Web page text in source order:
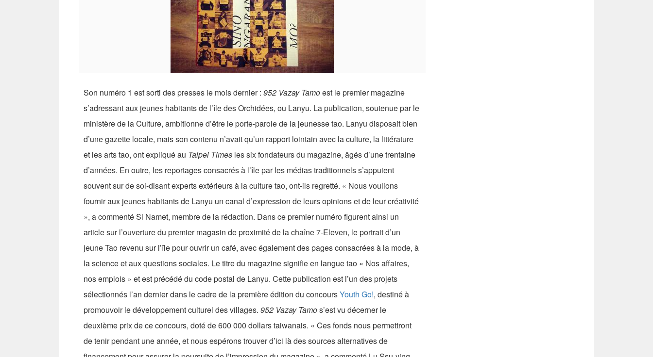
Son numéro 1 est sorti des presses le mois dernier : 952 Vazay Tamoest le premier magazine
s’adressant aux jeunes habitants de l’île des Orchidées, ou Lanyu. La publication, soutenue par le
ministère de la Culture, ambitionne d’être le porte-parole de la jeunesse tao. Lanyu disposait bien
d’une gazette locale, mais son contenu n’avait qu’un rapport lointain avec la culture, la littérature
et les arts tao, ont expliqué au Taipei Times les six fondateurs du magazine, âgés d’une trentaine
d’années. En outre, les reportages consacrés à l’île par les médias traditionnels s’appuient
souvent sur de soi-disant experts extérieurs à la culture tao, ont-ils regretté. « Nous voulions
fournir aux jeunes habitants de Lanyu un canal d’expression de leurs opinions et de leur créativité
», a commenté Si Namet, membre de la rédaction. Dans ce premier numéro figurent ainsi un
article sur l’ouverture du premier magasin de proximité de la chaîne 7-Eleven, le portrait d’un
jeune Tao revenu sur l’île pour ouvrir un café, avec également des pages consacrées à la mode, à
la science et aux questions sociales. Le titre du magazine signifie en langue tao « Nos affaires,
nos emplois » et est précédé du code postal de Lanyu. Cette publication est l’un des projets
sélectionnés l’an dernier dans le cadre de la première édition du concoursYouth Go!, destiné à
promouvoir le développement culturel des villages. 952 Vazay Tamos’est vu décerner le
deuxième prix de ce concours, doté de 600 000 dollars taiwanais. « Ces fonds nous permettront
de tenir pendant une année, et nous espérons trouver d’ici là des sources alternatives de